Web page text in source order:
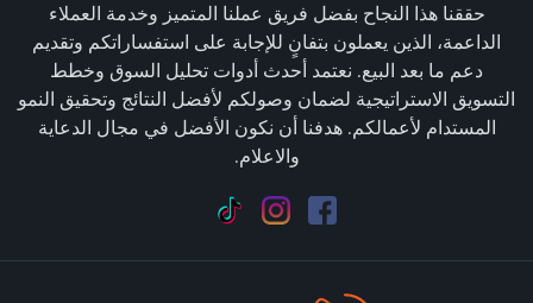
حققنا هذا النجاح بفضل فريق عملنا المتميز وخدمة العملاء
الداعمة، الذين يعملون بتفانٍ للإجابة على استفساراتكم وتقديم
دعم ما بعد البيع. نعتمد أحدث أدوات تحليل السوق وخطط
التسويق الاستراتيجية لضمان وصولكم لأفضل النتائج وتحقيق النمو
المستدام لأعمالكم. هدفنا أن نكون الأفضل في مجال الدعاية
والاعلام.